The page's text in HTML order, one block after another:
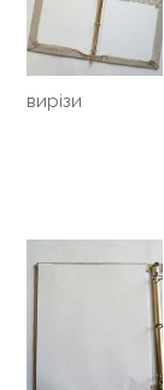
вирізи